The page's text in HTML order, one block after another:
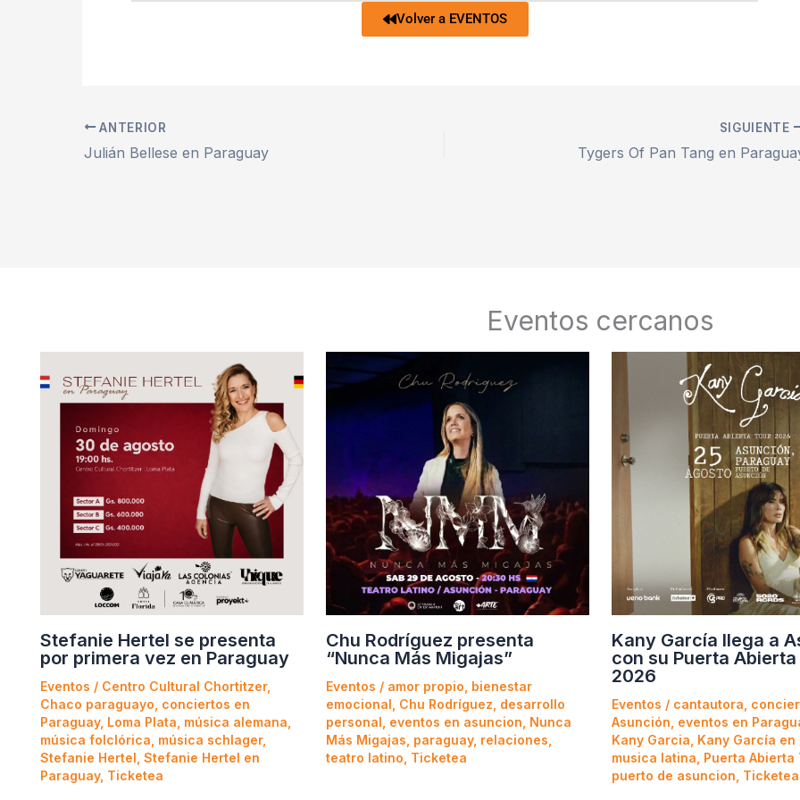
Volver a EVENTOS
ANTERIOR
Julián Bellese en Paraguay
SIGUIENTE
Tygers Of Pan Tang en
Eventos cercanos
Stefanie Hertel se presenta
por primera vez en Paraguay
Eventos / Centro Cultural Chortitzer,
Chaco paraguayo conciertos en
Paraguay, Loma Plata música alemana
música folclórica música schlager,
Stefanie Hertel Stefanie Hertel en
Paraguay, Ticketea
Chu Rodríguez presenta
“Nunca Más Migajas”
Eventos / amor propio bienestar
emocional Chu Rodríguez desarrollo
personal eventos en asuncion Nunca
Más Migajas paraguay, relaciones
teatro latino Ticketea
Kany García llega a
con su Puerta Abierta
2026
Eventos / cantautora
Asunción eventos en
Kany Garcia Kany García en
musica latina Puerta Abierta
puerto de asuncion Ticketea